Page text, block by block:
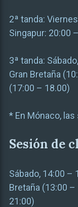
2ª tanda:
Singapur: 20:00
3ª tanda:
Gran Bretaña
(17:00 – 18.00)
* En Mónaco,
Sesión de
Sábado, 14:00 –
Bretaña (13:00
21:00)